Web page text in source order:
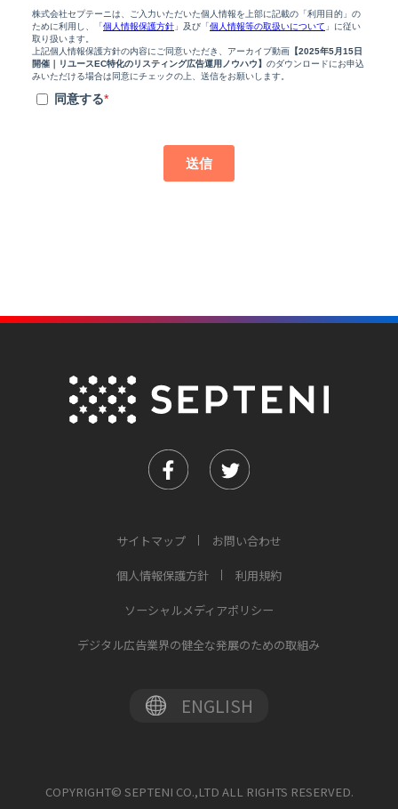
サイトマップ お問い合わせ
個人情報保護方針 利用規約
ソーシャルメディアポリシー
デジタル広告業界の健全な発展のための取組み
ENGLISH
COPYRIGHT© SEPTENI CO.,LTD ALL RIGHTS RESERVED.